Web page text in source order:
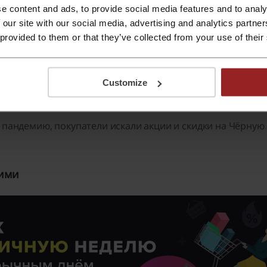
content and ads, to provide social media features and to
site with our social media, advertising and analytics
to them or that they’ve collected from your use of
Customize
на Чёрную пятницу, мы воспользовались
стран рейтинга количество запросов,
(в 2021 г. по сравнению с 2019 г.). Вероятно, это
терминов «Black Friday» и «Black
покупатели искали акции и скидки на